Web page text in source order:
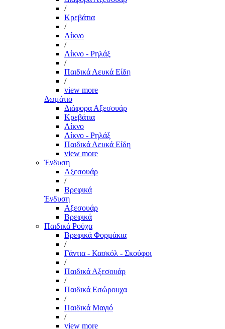
/
Κρεβάτια
/
Λίκνο
/
Λίκνο - Ρηλάξ
/
Παιδικά Λευκά Είδη
/
view more
Δωμάτιο
Διάφορα Αξεσουάρ
Κρεβάτια
Λίκνο
Λίκνο - Ρηλάξ
Παιδικά Λευκά Είδη
view more
Ένδυση
Αξεσουάρ
/
Βρεφικά
Ένδυση
Αξεσουάρ
Βρεφικά
Παιδικά Ρούχα
Βρεφικά Φορμάκια
/
Γάντια - Κασκόλ - Σκούφοι
/
Παιδικά Αξεσουάρ
/
Παιδικά Εσώρουχα
/
Παιδικά Μαγιό
/
view more